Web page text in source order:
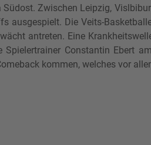
Südost. Zwischen Leipzig,
ausgespielt. Die Veits-
antreten. Eine
Spielertrainer Constantin Ebert
kommen, welches vor
Bewährungsprobe in München - Culture